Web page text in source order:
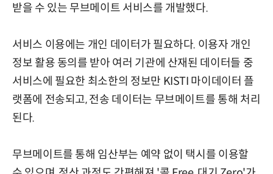
받을 수 있는 무브메이트 서비스를 개발했다.
서비스 이용에는 개인 데이터가 필요하다. 이용자 개인
정보 활용 동의를 받아 여러 기관에 산재된 데이터들 중
서비스에 필요한 최소한의 정보만 KISTI 마이데이터 플
랫폼에 전송되고, 전송 데이터는 무브메이트를 통해 처리
된다.
무브메이트를 통해 임산부는 예약 없이 택시를 이용할